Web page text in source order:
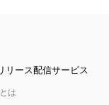
リース配信サービス
は